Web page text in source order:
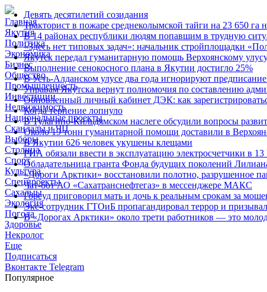
Главная
Якутия
Политика
Экономика
Бизнес
Общество
Промышленность
Инвестиции
Недвижимость
Национальные проекты
Скандалы и ЧП
Выборы
Столица
Спорт
Культура
Спецпроекты
Сахалыы
Экология
Погода
Здоровье
Некролог
Еще
Подписаться
Вконтакте Telegram
Популярное
Девять десятилетий созидания
Тракторист в пожаре среднеколымской тайги на 23 650 га
В 14 районах республики людям попавшим в трудную
«Здесь нет типовых задач»: начальник стройплощадки
Якутск передал гуманитарную помощь Верхоянскому
Выполнение сенокосного плана в Якутии достигло 25%
В Усть-Алданском улусе два года игнорируют
Управам Якутска вернут полномочия по составлению
Обновленный личный кабинет ДЭК: как
Когда терпение лопнуло
В Тулагино-Кильдямском наслеге обсудили вопросы
Около 19 тонн гуманитарной помощи доставили в
В Якутии 626 человек укушены клещами
РИА обязали ввести в эксплуатацию электросчетчики в
Обладательница гранта Фонда будущих поколений
«Дороги Арктики» восстановили полотно, разрушенное
Чат-бот АО «Сахатранснефтегаз» в мессенджере МАКС
Горсуд приговорил мать и дочь к реальным срокам за
Экс-сотрудник ГТОиБ пропагандировал террор и
В «Дорогах Арктики» около трети работников — это